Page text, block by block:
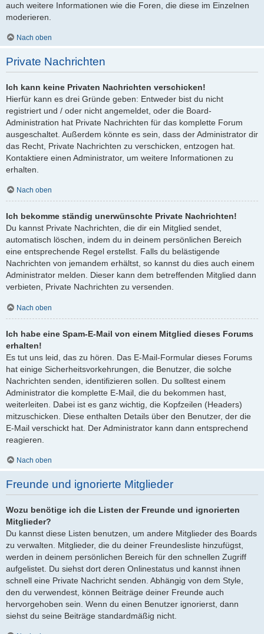
auch weitere Informationen wie die Foren, die diese im Einzelnen
moderieren.
Nach oben
Private Nachrichten
Ich kann keine Privaten Nachrichten verschicken!
Hierfür kann es drei Gründe geben: Entweder bist du nicht
registriert und / oder nicht angemeldet, oder die Board-
Administration hat Private Nachrichten für das komplette Forum
ausgeschaltet. Außerdem könnte es sein, dass der Administrator dir
das Recht, Private Nachrichten zu verschicken, entzogen hat.
Kontaktiere einen Administrator, um weitere Informationen zu
erhalten.
Nach oben
Ich bekomme ständig unerwünschte Private Nachrichten!
Du kannst Private Nachrichten, die dir ein Mitglied sendet,
automatisch löschen, indem du in deinem persönlichen Bereich
eine entsprechende Regel erstellst. Falls du belästigende
Nachrichten von jemandem erhältst, so kannst du dies auch einem
Administrator melden. Dieser kann dem betreffenden Mitglied dann
verbieten, Private Nachrichten zu versenden.
Nach oben
Ich habe eine Spam-E-Mail von einem Mitglied dieses Forums
erhalten!
Es tut uns leid, das zu hören. Das E-Mail-Formular dieses Forums
hat einige Sicherheitsvorkehrungen, die Benutzer, die solche
Nachrichten senden, identifizieren sollen. Du solltest einem
Administrator die komplette E-Mail, die du bekommen hast,
weiterleiten. Dabei ist es ganz wichtig, die Kopfzeilen (Headers)
mitzuschicken. Diese enthalten Details über den Benutzer, der die
E-Mail verschickt hat. Der Administrator kann dann entsprechend
reagieren.
Nach oben
Freunde und ignorierte Mitglieder
Wozu benötige ich die Listen der Freunde und ignorierten
Mitglieder?
Du kannst diese Listen benutzen, um andere Mitglieder des Boards
zu verwalten. Mitglieder, die du deiner Freundesliste hinzufügst,
werden in deinem persönlichen Bereich für den schnellen Zugriff
aufgelistet. Du siehst dort deren Onlinestatus und kannst ihnen
schnell eine Private Nachricht senden. Abhängig von dem Style,
den du verwendest, können Beiträge deiner Freunde auch
hervorgehoben sein. Wenn du einen Benutzer ignorierst, dann
siehst du seine Beiträge standardmäßig nicht.